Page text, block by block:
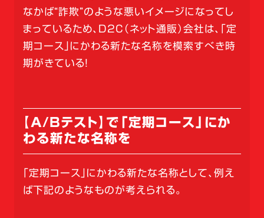
なかば“詐欺”のような悪いイメージになってし
まっているため、D2C（ネット通販）会社は、「定
期コース」にかわる新たな名称を模索すべき時
期がきている！
【A/Bテスト】で「定期コース」にか
わる新たな名称を
「定期コース」にかわる新たな名称として、例え
ば下記のようなものが考えられる。